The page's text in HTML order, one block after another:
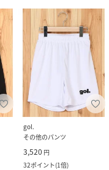
gol.
その他のパンツ
3,520 円
32ポイント(1倍)